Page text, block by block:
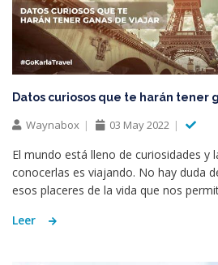
Datos curiosos que te harán tener
Waynabox 03 May 2022
El mundo está lleno de curiosidades y
conocerlas es viajando. No hay duda
esos placeres de la vida que nos
Leer